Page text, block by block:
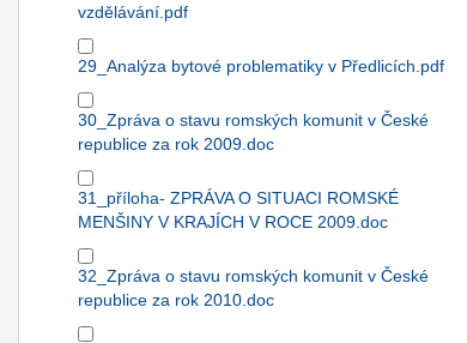
vzdělávání.pdf
29_Analýza bytové problematiky v Předlicích.pdf
30_Zpráva o stavu romských komunit v České
republice za rok 2009.doc
31_příloha- ZPRÁVA O SITUACI ROMSKÉ
MENŠINY V KRAJÍCH V ROCE 2009.doc
32_Zpráva o stavu romských komunit v České
republice za rok 2010.doc